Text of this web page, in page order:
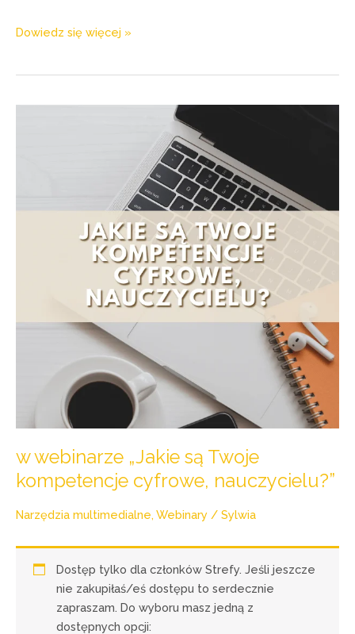
Dowiedz się więcej »
w webinarze „Jakie są Twoje
kompetencje cyfrowe, nauczycielu?”
Narzędzia multimedialne, Webinary / Sylwia
Dostęp tylko dla członków Strefy. Jeśli jeszcze
nie zakupiłaś/eś dostępu to serdecznie
zapraszam. Do wyboru masz jedną z
dostępnych opcji:
kompetencje
nauczycielu?”